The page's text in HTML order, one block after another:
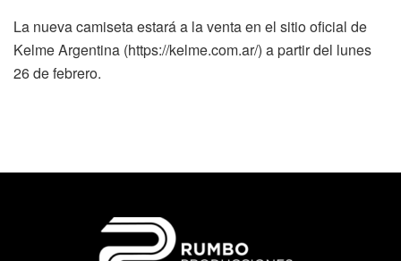
La nueva camiseta estará a la venta en el sitio oficial de
Kelme Argentina (https://kelme.com.ar/) a partir del lunes
26 de febrero.